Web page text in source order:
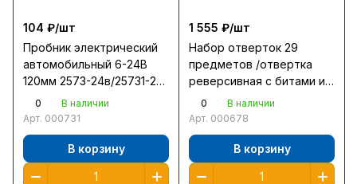
104 ₽/шт
Пробник электрический
автомобильный 6-24В
120мм 2573-24в/25731-24
/20/
0
В наличии
Арт. 000731
В корзину
1 555 ₽/шт
Набор отверток 29
предметов /отвертка
реверсивная с битами и
торцевыми
головками/25556-Н29 /24/
0
В наличии
Арт. 000678
В корзину